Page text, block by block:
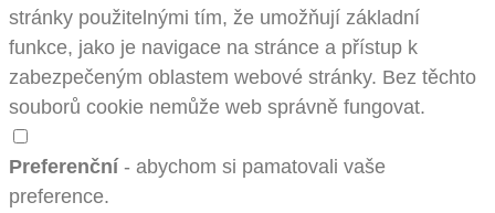
stránky použitelnými tím, že umožňují základní
funkce, jako je navigace na stránce a přístup k
zabezpečeným oblastem webové stránky. Bez těchto
souborů cookie nemůže web správně fungovat.
Preferenční- abychom si pamatovali vaše
preference.